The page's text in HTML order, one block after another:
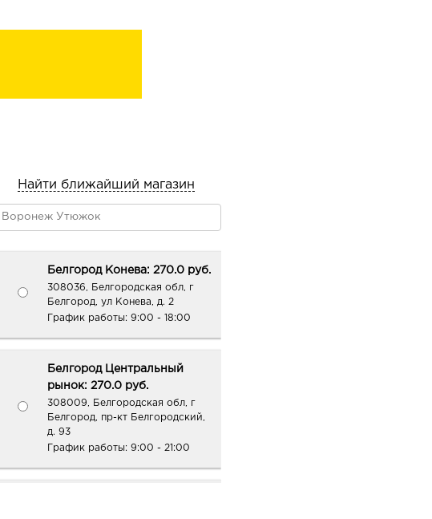
Найти ближайший магазин
Белгород Конева: 270.0 руб.
308036, Белгородская обл, г
Белгород, ул Конева, д. 2
График работы: 9:00 - 18:00
Белгород Центральный
рынок: 270.0 руб.
308009, Белгородская обл, г
Белгород, пр-кт Белгородский,
д. 93
График работы: 9:00 - 21:00